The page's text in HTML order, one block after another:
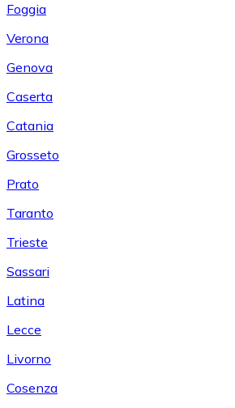
Foggia
Verona
Genova
Caserta
Catania
Grosseto
Prato
Taranto
Trieste
Sassari
Latina
Lecce
Livorno
Cosenza